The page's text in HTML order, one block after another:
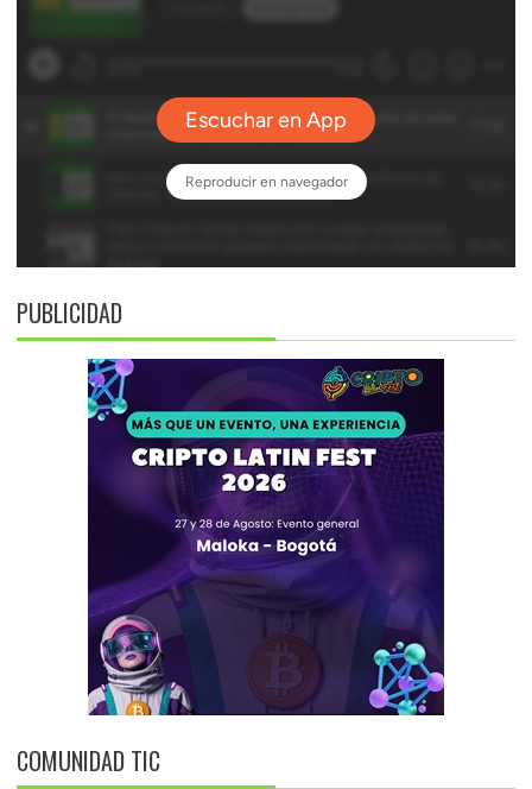
PUBLICIDAD
COMUNIDAD TIC